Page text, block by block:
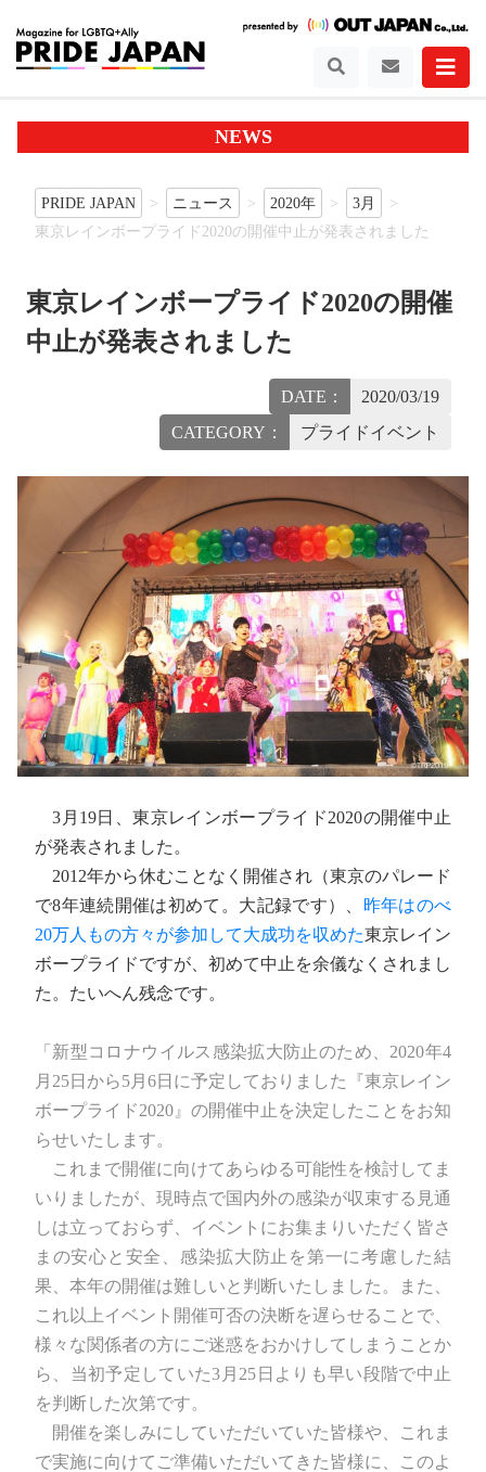
NEWS
PRIDE JAPAN ニュース 2020年
3月
東京レインボープライド2020の開催中止が発表されました
東京レインボープライド2020の開催
中止が発表されました
DATE：
2020/03/19
CATEGORY：
プライドイベント
3月19日、東京レインボープライド2020の開催中止
が発表されました。
2012年から休むことなく開催され（東京のパレード
で8年連続開催は初めて。大記録です）、 昨年はのべ
20万人もの方々が参加して大成功を収めた東京レイン
ボープライドですが、初めて中止を余儀なくされまし
た。たいへん残念です。
「新型コロナウイルス感染拡大防止のため、2020年4
月25日から5月6日に予定しておりました『東京レイン
ボープライド2020』の開催中止を決定したことをお知
らせいたします。
これまで開催に向けてあらゆる可能性を検討してま
いりましたが、現時点で国内外の感染が収束する見通
しは立っておらず、イベントにお集まりいただく皆さ
まの安心と安全、感染拡大防止を第一に考慮した結
果、本年の開催は難しいと判断いたしました。また、
これ以上イベント開催可否の決断を遅らせることで、
様々な関係者の方にご迷惑をおかけしてしまうことか
ら、当初予定していた3月25日よりも早い段階で中止
を判断した次第です。
開催を楽しみにしていただいていた皆様や、これま
で実施に向けてご準備いただいてきた皆様に、このよ